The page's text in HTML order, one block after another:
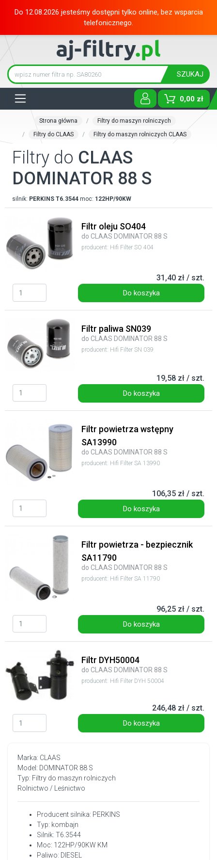
Do 12.08.2026 jesteśmy dostępni tylko online, bez wsparcia
telefonicznego.
SZUKAJ
0,00 zł
Strona główna
Filtry do maszyn rolniczych
Filtry do CLAAS
Filtry do maszyn rolniczych CLAAS
Marka: CLAAS
Model: DOMINATOR 88 S
Typ: Filtry do maszyn rolniczych
Rolnictwo / Leśnictwo
Producent silnika: PERKINS
Typ: kombajn
Silnik: T6.3544
Moc: 122HP/90KW KM
Paliwo: DIESEL
Filtry do CLAAS
DOMINATOR 88 S
silnik: PERKINS T6.3544 moc: 122HP/90KW
Filtr oleju SO404
do CLAAS DOMINATOR 88 S
producent: Hifi Filter SO 404
31,40 zł / szt.
Do koszyka
Filtr paliwa SN039
do CLAAS DOMINATOR 88 S
producent: Hifi Filter SN 039
19,58 zł / szt.
Do koszyka
Filtr powietrza wstępny
SA13990
do CLAAS DOMINATOR 88 S
producent: Hifi Filter SA 13990
106,35 zł / szt.
Do koszyka
Filtr powietrza - bezpiecznik
SA11790
do CLAAS DOMINATOR 88 S
producent: Hifi Filter SA 11790
96,25 zł / szt.
Do koszyka
Filtr DYH50004
do CLAAS DOMINATOR 88 S
producent: Hifi Filter DYH 50004
246,48 zł / szt.
Do koszyka